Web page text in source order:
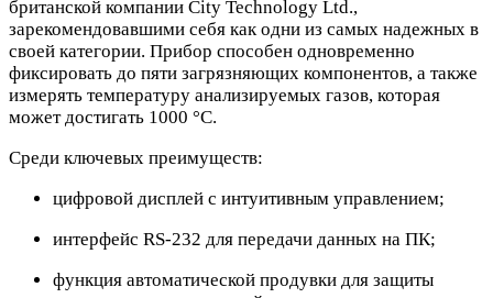
британской компании City Technology Ltd.,
зарекомендовавшими себя как одни из самых надежных в
своей категории. Прибор способен одновременно
фиксировать до пяти загрязняющих компонентов, а также
измерять температуру анализируемых газов, которая
может достигать 1000 °С.
Среди ключевых преимуществ:
цифровой дисплей с интуитивным управлением;
интерфейс RS-232 для передачи данных на ПК;
функция автоматической продувки для защиты